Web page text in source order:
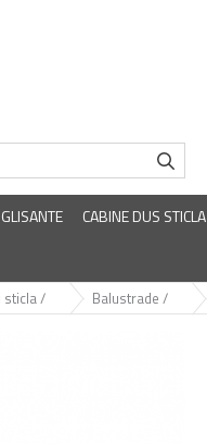
CABINE DUS STICLA
sticla / Balustrade /